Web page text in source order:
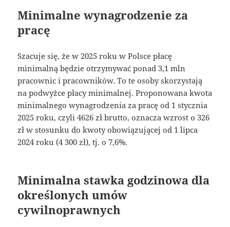
Minimalne wynagrodzenie za
pracę
Szacuje się, że w 2025 roku w Polsce płacę
minimalną będzie otrzymywać ponad 3,1 mln
pracownic i pracowników. To te osoby skorzystają
na podwyżce płacy minimalnej. Proponowana kwota
minimalnego wynagrodzenia za pracę od 1 stycznia
2025 roku, czyli 4626 zł brutto, oznacza wzrost o 326
zł w stosunku do kwoty obowiązującej od 1 lipca
2024 roku (4 300 zł), tj. o 7,6%.
Minimalna stawka godzinowa dla
określonych umów
cywilnoprawnych